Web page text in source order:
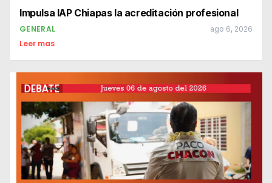
Impulsa IAP Chiapas la acreditación profesional
GENERAL ago 6, 2026
Leer mas